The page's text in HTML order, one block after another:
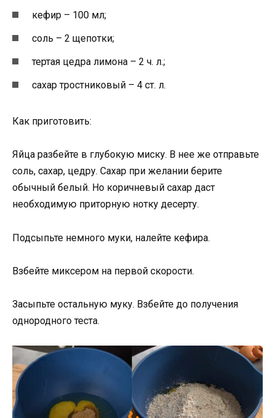
кефир – 100 мл;
соль – 2 щепотки;
тертая цедра лимона – 2 ч. л.;
сахар тростниковый – 4 ст. л.
Как приготовить:
Яйца разбейте в глубокую миску. В нее же отправьте
соль, сахар, цедру. Сахар при желании берите
обычный белый. Но коричневый сахар даст
необходимую приторную нотку десерту.
Подсыпьте немного муки, налейте кефира.
Взбейте миксером на первой скорости.
Засыпьте остальную муку. Взбейте до получения
однородного теста.